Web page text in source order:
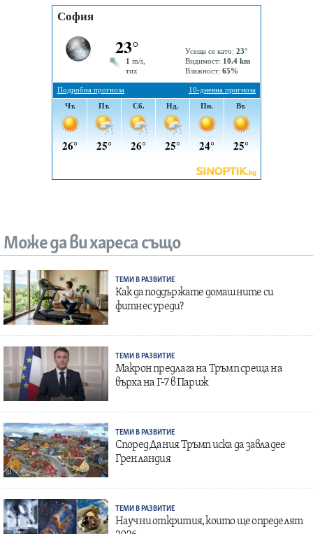
Може да ви хареса също
ТЕМИ В РАЗВИТИЕ
Как да поддържате домашните си
фитнес уреди?
ТЕМИ В РАЗВИТИЕ
Макрон предлага на Тръмп среща на
върха на Г-7 в Париж
ТЕМИ В РАЗВИТИЕ
Според Дания Тръмп иска да завладее
Гренландия
ТЕМИ В РАЗВИТИЕ
Научни открития, които ще определят